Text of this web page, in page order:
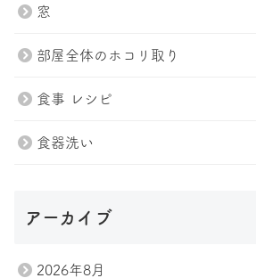
窓
部屋全体のホコリ取り
食事 レシピ
食器洗い
アーカイブ
2026年8月